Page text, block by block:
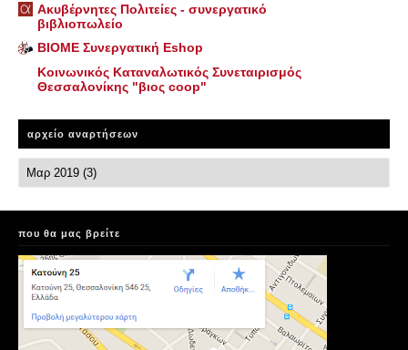
Ακυβέρνητες Πολιτείες - συνεργατικό
βιβλιοπωλείο
ΒΙΟΜΕ Συνεργατική Eshop
Κοινωνικός Καταναλωτικός Συνεταιρισμός
Θεσσαλονίκης "βιος coop"
αρχείο αναρτήσεων
που θα μας βρείτε